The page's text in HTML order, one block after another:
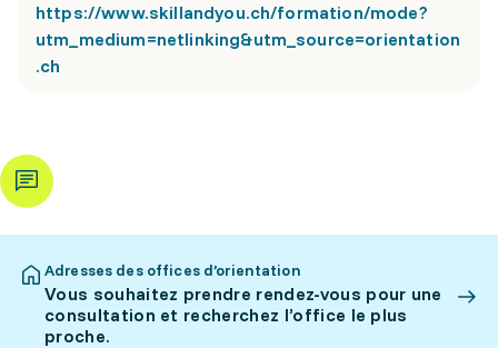
https://www.skillandyou.ch/formation/mode?
utm_medium=netlinking&utm_source=orientation
.ch
Adresses des offices d’orientation
Vous souhaitez prendre rendez-vous pour une
consultation et recherchez l’office le plus
proche.